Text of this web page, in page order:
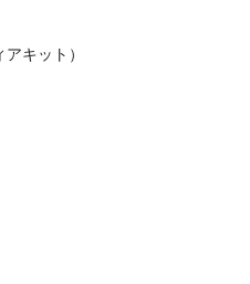
キット）